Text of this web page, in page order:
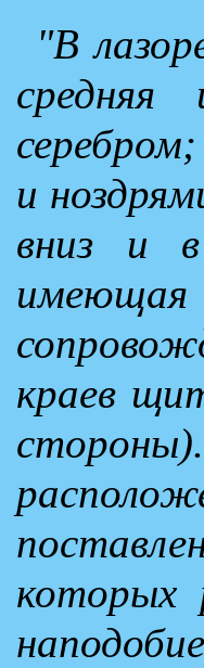
"В
и
вниз и
краев
которых